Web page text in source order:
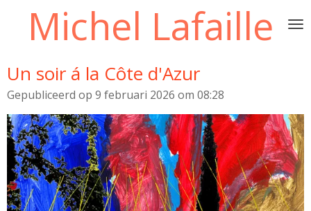
hoofdinhoud
Michel Lafaille
Un soir á la Côte d'Azur
Gepubliceerd op 9 februari 2026 om 08:28